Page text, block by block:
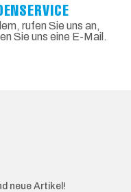
rufen Sie uns an,
Sie uns eine E-Mail.
neue Artikel!